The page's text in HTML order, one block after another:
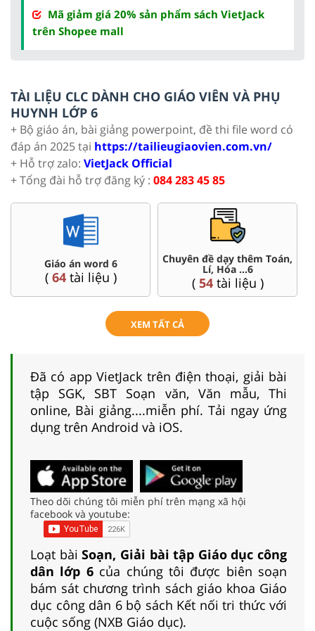
Mã giảm giá 20% sản phẩm sách VietJack
trên Shopee mall
TÀI LIỆU CLC DÀNH CHO GIÁO VIÊN VÀ PHỤ
HUYNH LỚP 6
+ Bộ giáo án, bài giảng powerpoint, đề thi file word có
đáp án 2025 tại https://tailieugiaovien.com.vn/
+ Hỗ trợ zalo: VietJack Official
+ Tổng đài hỗ trợ đăng ký : 084 283 45 85
Chuyên đề dạy thêm Toán,
Lí, Hóa ...6
( 54
Đề thi HSG
(4
XEM TẤT CẢ
Đã có app VietJack trên điện thoại, giải bài
tập SGK, SBT Soạn văn, Văn mẫu, Thi
online, Bài giảng....miễn phí. Tải ngay ứng
dụng trên Android và iOS.
Theo dõi chúng tôi miễn phí trên mạng xã hội
facebook và youtube:
Loạt bàiSoạn, Giải bài tập Giáo dục công
dân lớp 6của chúng tôi được biên soạn
bám sát chương trình sách giáo khoa Giáo
dục công dân 6 bộ sách Kết nối tri thức với
cuộc sống (NXB Giáo dục).